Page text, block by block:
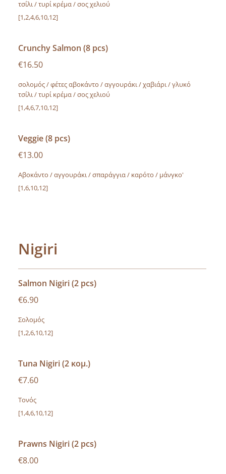
τσίλι / τυρί κρέμα / σος χελιού
[1,2,4,6,10,12]
Crunchy Salmon (8 pcs)
€16.50
σολομός / φέτες αβοκάντο / αγγουράκι / χαβιάρι / γλυκό
τσίλι / τυρί κρέμα / σος χελιού
[1,4,6,7,10,12]
Veggie (8 pcs)
€13.00
Αβοκάντο / αγγουράκι / σπαράγγια / καρότο / μάνγκο'
[1,6,10,12]
Nigiri
Salmon Nigiri (2 pcs)
€6.90
Σολομός
[1,2,6,10,12]
Tuna Nigiri (2 κομ.)
€7.60
Τονός
[1,4,6,10,12]
Prawns Nigiri (2 pcs)
€8.00